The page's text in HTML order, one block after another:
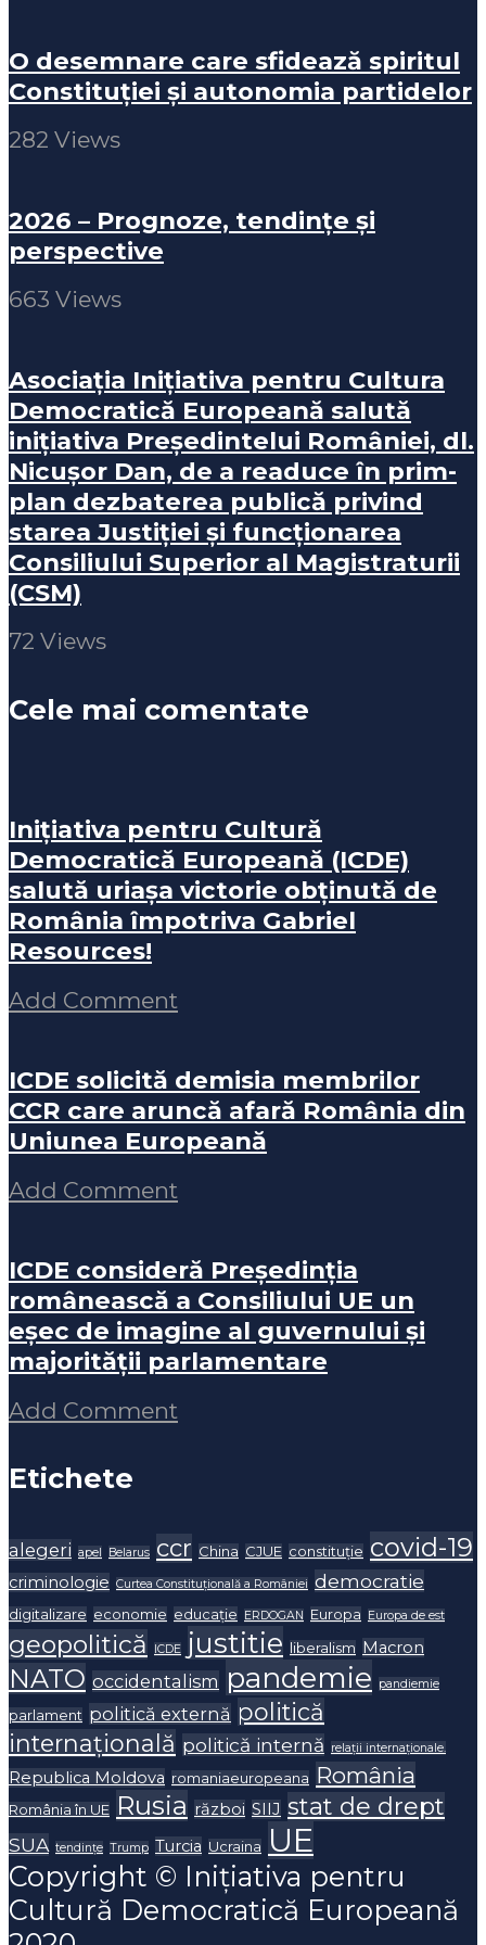
O desemnare care sfidează spiritul
Constituției și autonomia partidelor
282 Views
2026 – Prognoze, tendințe și
perspective
663 Views
Asociația Inițiativa pentru Cultura
Democratică Europeană salută
inițiativa Președintelui României, dl.
Nicușor Dan, de a readuce în prim-
plan dezbaterea publică privind
starea Justiției și funcționarea
Consiliului Superior al Magistraturii
(CSM)
72 Views
Cele mai comentate
Inițiativa pentru Cultură
Democratică Europeană (ICDE)
salută uriașa victorie obținută de
România împotriva Gabriel
Resources!
Add Comment
ICDE solicită demisia membrilor
CCR care aruncă afară România din
Uniunea Europeană
Add Comment
ICDE consideră Președinția
românească a Consiliului UE un
eșec de imagine al guvernului și
majorității parlamentare
Add Comment
Etichete
alegeri apel Belarus ccr China CJUE constituție covid-19
criminologie Curtea Constituțională a României democratie
digitalizare economie educație ERDOGAN Europa Europa de est
geopolitică ICDE justitie liberalism Macron
NATO occidentalism pandemie pandiemie
parlament politică externă politică
internațională politică internă relații internaționale.
Republica Moldova romaniaeuropeana România
România în UE Rusia război SIIJ stat de drept
SUA tendințe Trump Turcia Ucraina UE
Copyright © Inițiativa pentru
Cultură Democratică Europeană